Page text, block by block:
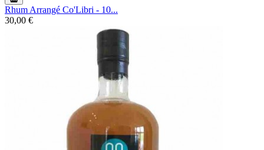
Rhum Arrangé Co'Libri - 10...
30,00 €